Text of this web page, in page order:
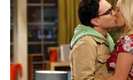
başlayır
06 Avqust 2026, 19:59